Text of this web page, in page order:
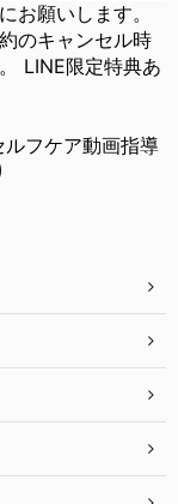
お願いします。
のキャンセル時
LINE限定特典あ
フケア動画指導